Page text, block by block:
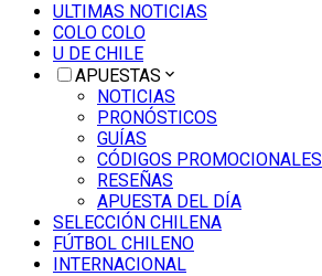
ULTIMAS NOTICIAS
COLO COLO
U DE CHILE
APUESTAS
NOTICIAS
PRONÓSTICOS
GUÍAS
CÓDIGOS PROMOCIONALES
RESEÑAS
APUESTA DEL DÍA
SELECCIÓN CHILENA
FÚTBOL CHILENO
INTERNACIONAL